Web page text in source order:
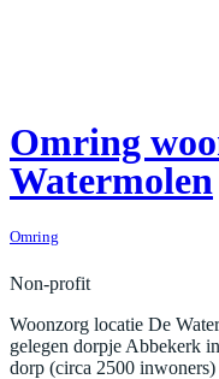
Omring
Watermolen
Omring
Non-profit
Woonzorg locatie De
gelegen dorpje Abbekerk
dorp (circa 2500